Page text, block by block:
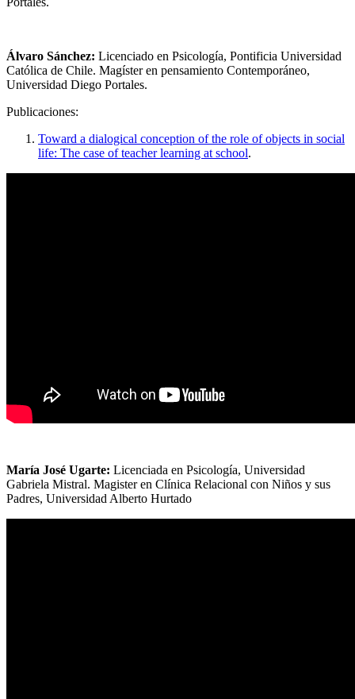
Álvaro Sánchez: Licenciado en Psicología, Pontificia Universidad
Católica de Chile. Magíster en pensamiento Contemporáneo,
Universidad Diego Portales.
Publicaciones:
Toward a dialogical conception of the role of objects in social
life: The case of teacher learning at school.
María José Ugarte: Licenciada en Psicología, Universidad
Gabriela Mistral. Magister en Clínica Relacional con Niños y sus
Padres, Universidad Alberto Hurtado